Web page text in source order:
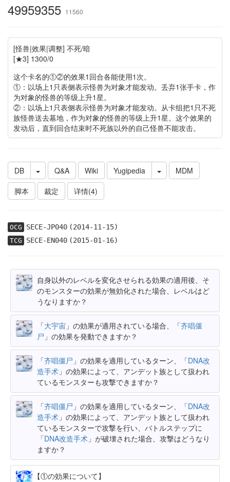
49959355 11560
[怪兽|效果|调整] 不死/暗
[★3] 1300/0
这个卡名的①②的效果1回合各能使用1次。
①：以场上1只表侧表示怪兽为对象才能发动。丢弃1张手卡，作
为对象的怪兽的等级上升1星。
②：以场上1只表侧表示怪兽为对象才能发动。从卡组把1只不死
族怪兽送去墓地，作为对象的怪兽的等级上升1星。这个效果的
发动后，直到回合结束时不死族以外的自己怪兽不能攻击。
DB Q&A Wiki Yugipedia
MDM
脚本
裁定 详情(4)
OCG SECE-JP040(2014-11-15)
TCG SECE-EN040(2015-01-16)
自身以外のレベルを変化させられる効果の適用後、そ
のモンスターの効果が無効化された場合、レベルはど
うなりますか？
「大宇宙 」の効果が適用されている場合、「齐唱僵
尸 」の効果を発動できますか？
「齐唱僵尸 」の効果を適用しているターン、「DNA改
造手术 」の効果によって、アンデット族として扱われ
ているモンスターも攻撃できますか？
「齐唱僵尸 」の効果を適用しているターン、「DNA改
造手术 」の効果によって、アンデット族として扱われ
ているモンスターで攻撃を行い、バトルステップに
「DNA改造手术 」が破壊された場合、攻撃はどうなり
ますか？
【①の効果について】